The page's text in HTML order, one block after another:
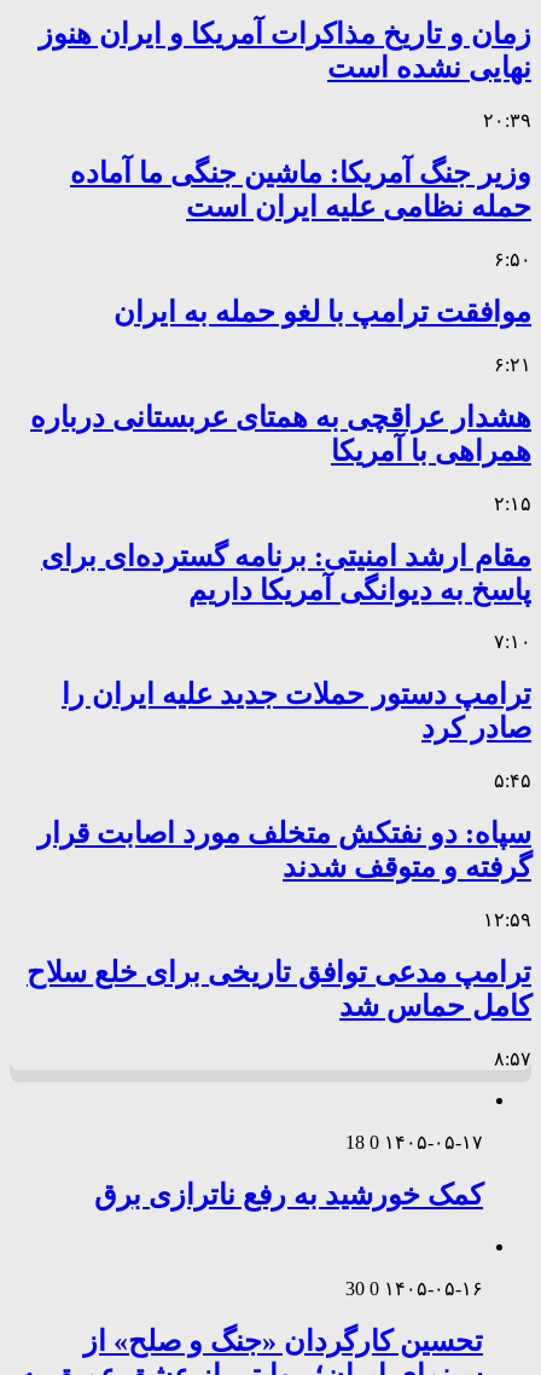
زمان و تاریخ مذاکرات آمریکا و ایران هنوز
نهایی نشده است
۲۰:۳۹
وزیر جنگ آمریکا: ماشین جنگی ما آماده
حمله نظامی علیه ایران است
۶:۵۰
موافقت ترامپ با لغو حمله به ایران
۶:۲۱
هشدار عراقچی به همتای عربستانی درباره
همراهی با آمریکا
۲:۱۵
مقام ارشد امنیتی: برنامه گسترده‌ای برای
پاسخ به دیوانگی آمریکا داریم
۷:۱۰
ترامپ دستور حملات جدید علیه ایران را
صادر کرد
۵:۴۵
سپاه: دو نفتکش متخلف مورد اصابت قرار
گرفته و متوقف شدند
۱۲:۵۹
ترامپ مدعی توافق تاریخی برای خلع سلاح
کامل حماس شد
۸:۵۷
۱۴۰۵-۰۵-۱۷ 0
18
کمک خورشید به رفع ناترازی برق
۱۴۰۵-۰۵-۱۶ 0
30
تحسین کارگردان «جنگ و صلح» از